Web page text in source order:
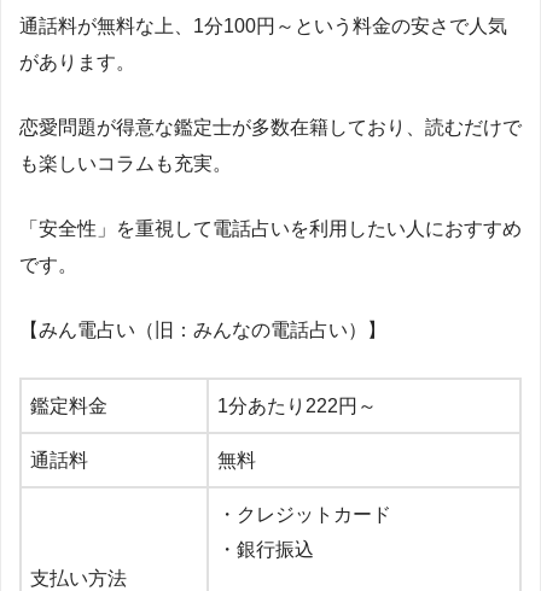
通話料が無料な上、 1分100円～という料金の安さで人気
があります。
恋愛問題が得意な鑑定士が多数在籍しており、読むだけで
も楽しいコラムも充実。
「安全性」を重視して電話占いを利用したい人におすすめ
です。
【みん電占い（旧：みんなの電話占い）】
鑑定料金 1分あたり 222円～
通話料 無料
支払い方法
・クレジットカード
・銀行振込